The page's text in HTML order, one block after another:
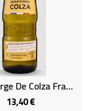
Huile Vierge De Colza France Bio
13,40 €Prix